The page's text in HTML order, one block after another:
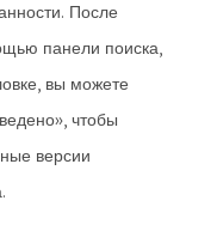
После
панели поиска,
вы можете
чтобы
версии